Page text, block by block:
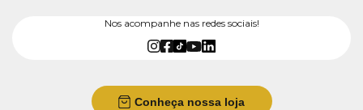
Nos acompanhe nas redes sociais!
Conheça nossa loja